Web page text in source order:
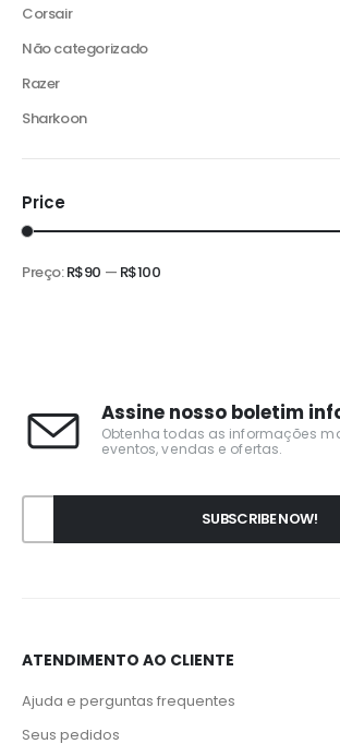
Corsair
Não categorizado
Razer
Sharkoon
Price
Preço:R$90 — R$100
Assine nosso boletim
Obtenha todas as informações
eventos, vendas e ofertas.
ATENDIMENTO AO CLIENTE
Ajuda e perguntas frequentes
Seus pedidos